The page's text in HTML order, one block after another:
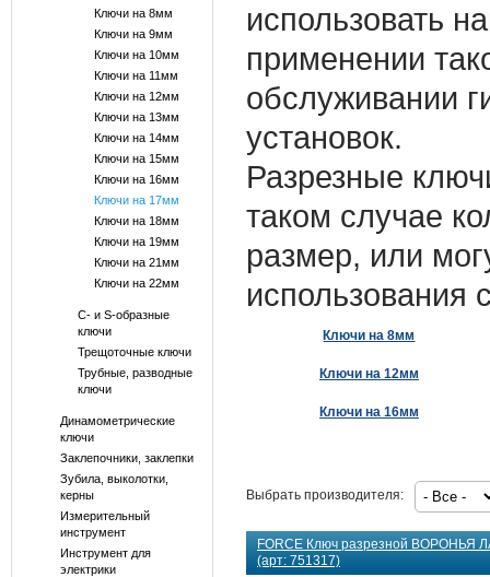
Ключи на 8мм
Ключи на 9мм
Ключи на 10мм
Ключи на 11мм
Ключи на 12мм
Ключи на 13мм
Ключи на 14мм
Ключи на 15мм
Ключи на 16мм
Ключи на 17мм
Ключи на 18мм
Ключи на 19мм
Ключи на 21мм
Ключи на 22мм
С- и S-образные
ключи
Трещоточные ключи
Трубные, разводные
ключи
Динамометрические
ключи
Заклепочники, заклепки
Зубила, выколотки,
керны
Измерительный
инструмент
Инструмент для
электрики
использовать
применении
обслуживании
установок.
Разрезные
таком случае
размер, или
использования
Ключи на 8мм
Ключи на 12мм
Ключи на 16мм
Выбрать производителя:
FORCE Ключ разрезной ВОРОНЬЯ
(арт: 751317)